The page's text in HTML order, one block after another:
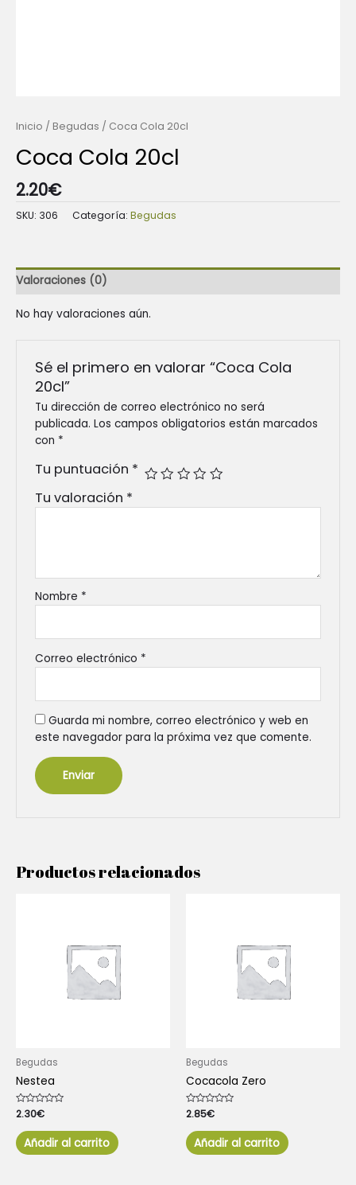
Inicio / Begudas / Coca Cola 20cl
Coca Cola 20cl
2.20€
SKU: 306 Categoría: Begudas
Valoraciones (0)
No hay valoraciones aún.
Sé el primero en valorar “Coca Cola
20cl”
Tu dirección de correo electrónico no será
publicada. Los campos obligatorios están marcados
con *
Tu puntuación *
Tu valoración *
Nombre *
Correo electrónico *
Guarda mi nombre, correo electrónico y web en
este navegador para la próxima vez que comente.
Productos relacionados
Begudas
Nestea
Valorado
con
de
5
2.30€
Añadir al carrito
Begudas
Cocacola Zero
Valorado
con
de
5
2.85€
Añadir al carrito